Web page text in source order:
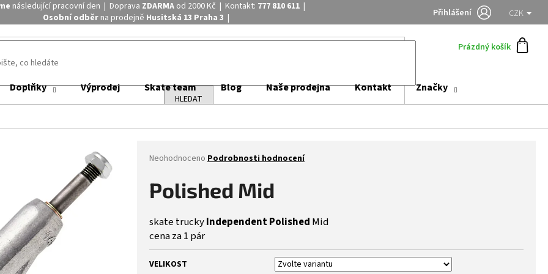
následující pracovní den | Doprava ZDARMAod 2000 Kč | Kontakt: 777 810 611|
Osobní odběr na prodejně Husitská 13 Praha 3 |
HLEDAT
CZK
Přihlášení
Prázdný košík
Doplňky Výprodej Skate team Blog Naše prodejna Kontakt Značky
Průměrné
produktu
je
5
hvězdiček.
Neohodnoceno Podrobnosti hodnocení
Polished Mid
skate truckyIndependent Polished Mid
cena za 1 pár
VELIKOST